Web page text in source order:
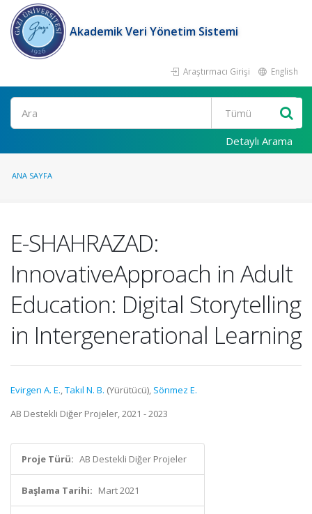
Akademik Veri Yönetim Sistemi
Araştırmacı Girişi English
Ara
Detaylı Arama
ANA SAYFA
E-SHAHRAZAD:
InnovativeApproach in Adult
Education: Digital Storytelling
in Intergenerational Learning
Evirgen A. E.,Takıl N. B. (Yürütücü), Sönmez E.
AB Destekli Diğer Projeler, 2021 - 2023
Proje Türü: AB Destekli Diğer Projeler
Başlama Tarihi: Mart 2021